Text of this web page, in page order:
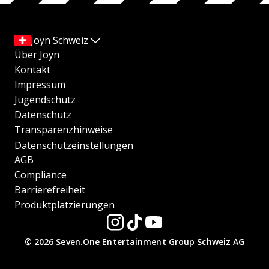
Joyn Schweiz
Über Joyn
Kontakt
Impressum
Jugendschutz
Datenschutz
Transparenzhinweise
Datenschutzeinstellungen
AGB
Compliance
Barrierefreiheit
Produktplatzierungen
© 2026 Seven.One Entertainment Group Schweiz AG